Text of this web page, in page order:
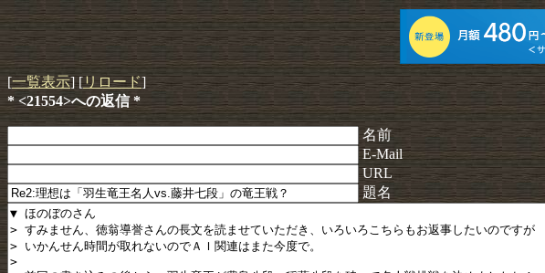
[一覧表示] [リロード]
* <21554>への返信 *
名前
E-Mail
URL
題名